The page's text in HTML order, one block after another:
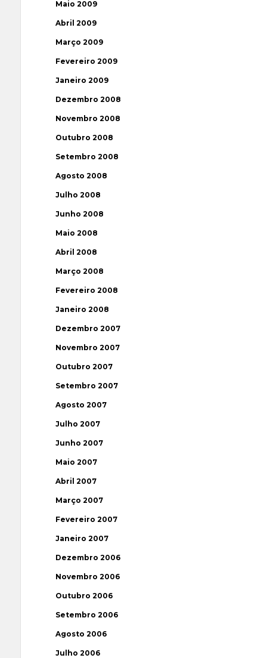
Maio 2009
Abril 2009
Março 2009
Fevereiro 2009
Janeiro 2009
Dezembro 2008
Novembro 2008
Outubro 2008
Setembro 2008
Agosto 2008
Julho 2008
Junho 2008
Maio 2008
Abril 2008
Março 2008
Fevereiro 2008
Janeiro 2008
Dezembro 2007
Novembro 2007
Outubro 2007
Setembro 2007
Agosto 2007
Julho 2007
Junho 2007
Maio 2007
Abril 2007
Março 2007
Fevereiro 2007
Janeiro 2007
Dezembro 2006
Novembro 2006
Outubro 2006
Setembro 2006
Agosto 2006
Julho 2006